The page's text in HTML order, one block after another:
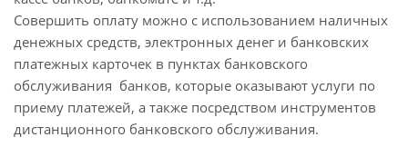
Совершить оплату можно с использованием наличных
денежных средств, электронных денег и банковских
платежных карточек в пунктах банковского
обслуживания банков, которые оказывают услуги по
приему платежей, а также посредством инструментов
дистанционного банковского обслуживания.